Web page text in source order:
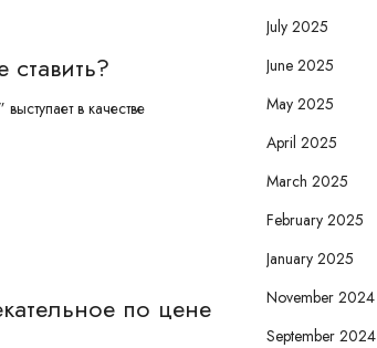
ставить?
в качестве
по цене
July 2025
June 2025
May 2025
April 2025
March 2025
February 2025
January 2025
November 2024
September 2024